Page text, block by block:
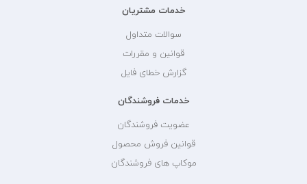
خدمات مشتریان
سوالات متداول
قوانین و مقررات
گزارش خطای فایل
خدمات فروشندگان
عضویت فروشندگان
قوانین فروش محصول
موکاپ های فروشندگان